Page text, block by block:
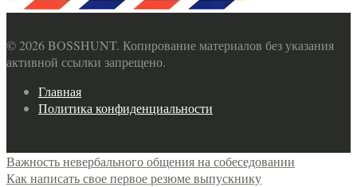
© 2026 BOSSHUNT. Копирование материалов без указания
активной ссылки запрещено.
Footer
Navigation
Главная
Политика конфиденциальности
Вторичная
навигация
Навигация
Важность невербального общения на собеседовании
Как написать свое первое резюме выпускнику